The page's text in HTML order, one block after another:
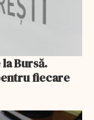
Bursă.
fiecare